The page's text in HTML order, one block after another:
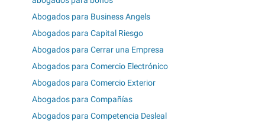
Abogados para Business Angels
Abogados para Capital Riesgo
Abogados para Cerrar una Empresa
Abogados para Comercio Electrónico
Abogados para Comercio Exterior
Abogados para Compañías
Abogados para Competencia Desleal